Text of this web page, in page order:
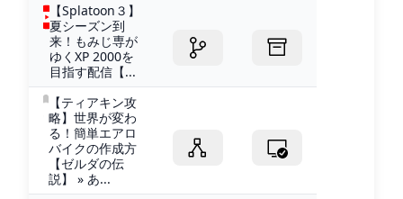
【Splatoon３】
夏シーズン到
来！もみじ専が
ゆくXP 2000を
目指す配信【...
【ティアキン攻
略】世界が変わ
る！簡単エアロ
バイクの作成方
【ゼルダの伝
説】 » あ...